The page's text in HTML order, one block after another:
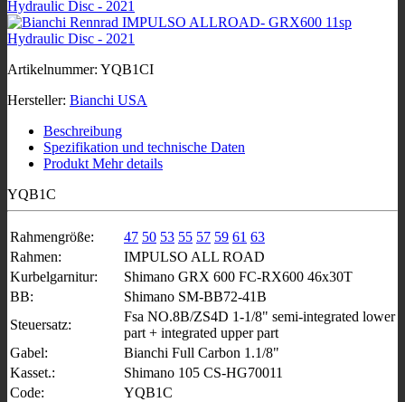
Artikelnummer: YQB1CI
Hersteller: Bianchi USA
Beschreibung
Spezifikation und technische Daten
Produkt Mehr details
YQB1C
Rahmengröße: 47 50 53 55 57 59 61 63
Rahmen:
IMPULSO ALL ROAD
Kurbelgarnitur:
Shimano GRX 600 FC-RX600 46x30T
BB:
Shimano SM-BB72-41B
Steuersatz:
Fsa NO.8B/ZS4D 1-1/8" semi-integrated lower
part + integrated upper part
Gabel:
Bianchi Full Carbon 1.1/8"
Kasset.:
Shimano 105 CS-HG70011
Code:
YQB1C